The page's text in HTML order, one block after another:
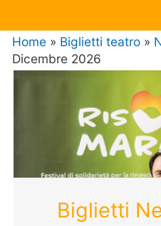
Home » Biglietti teatro »
Dicembre 2026
Biglietti